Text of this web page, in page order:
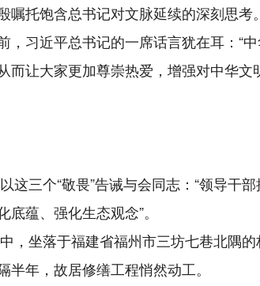
托饱含总书记对文脉延续的深刻思考。
习近平总书记的一席话言犹在耳：“
让大家更加尊崇热爱，增强对中华
三个“敬畏”告诫与会同志：“领导干
蕴、强化生态观念”。
坐落于福建省福州市三坊七巷北隅
年，故居修缮工程悄然动工。